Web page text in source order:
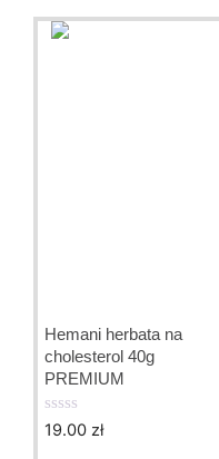
Hemani herbata na
cholesterol 40g
PREMIUM
019.00 zł